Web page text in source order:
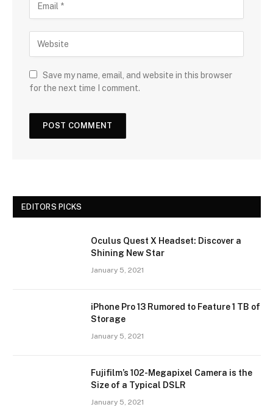
Save my name, email, and website in this browser
for the next time I comment.
EDITORS PICKS
Oculus Quest X Headset: Discover a
Shining New Star
January 5, 2021
iPhone Pro 13 Rumored to Feature 1 TB of
Storage
January 5, 2021
Fujifilm’s 102-Megapixel Camera is the
Size of a Typical DSLR
January 5, 2021